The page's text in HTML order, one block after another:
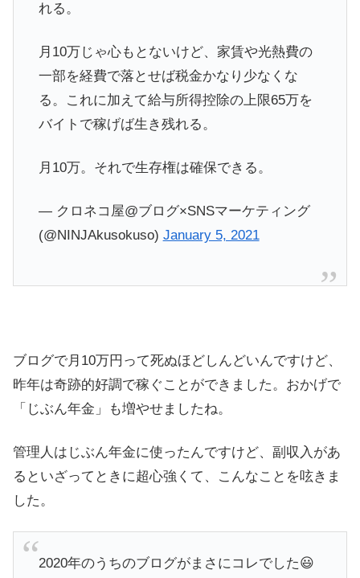
れる。
月10万じゃ心もとないけど、家賃や光熱費の
一部を経費で落とせば税金かなり少なくな
る。これに加えて給与所得控除の上限65万を
バイトで稼げば生き残れる。
月10万。それで生存権は確保できる。
— クロネコ屋@ブログ×SNSマーケティング
(@NINJAkusokuso) January 5, 2021
ブログで月10万円って死ぬほどしんどいんですけど、
昨年は奇跡的好調で稼ぐことができました。おかげで
「じぶん年金」も増やせましたね。
管理人はじぶん年金に使ったんですけど、副収入があ
るといざってときに超心強くて、こんなことを呟きま
した。
2020年のうちのブログがまさにコレでした😃